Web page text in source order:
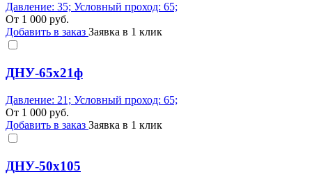
Давление: 35; Условный проход: 65;
От 1 000 руб.
Добавить в заказ Заявка в 1 клик
ДНУ-65х21ф
Давление: 21; Условный проход: 65;
От 1 000 руб.
Добавить в заказ Заявка в 1 клик
ДНУ-50х105